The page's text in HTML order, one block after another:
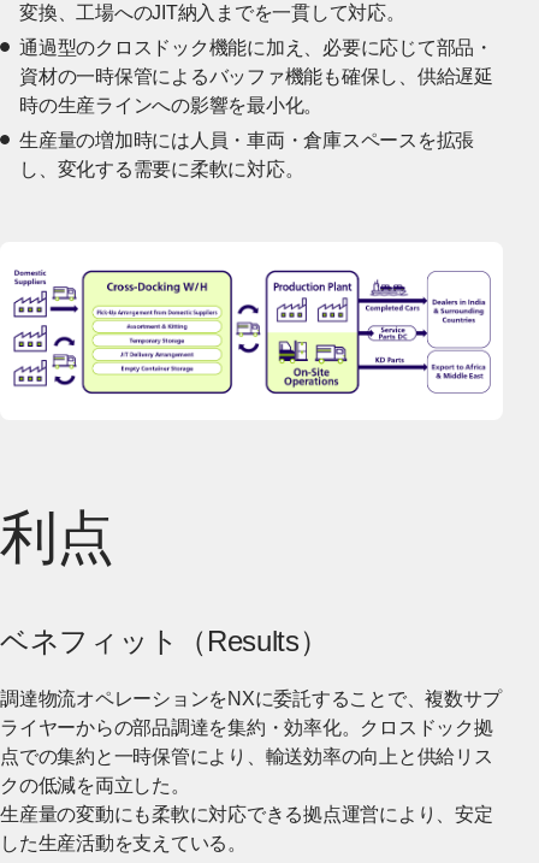
変換、工場へのJIT納入までを一貫して対応。
通過型のクロスドック機能に加え、必要に応じて部品・
資材の一時保管によるバッファ機能も確保し、供給遅延
時の生産ラインへの影響を最小化。
生産量の増加時には人員・車両・倉庫スペースを拡張
し、変化する需要に柔軟に対応。
利点
ベネフィット（Results）
調達物流オペレーションをNXに委託することで、複数サプ
ライヤーからの部品調達を集約・効率化。クロスドック拠
点での集約と一時保管により、輸送効率の向上と供給リス
クの低減を両立した。
生産量の変動にも柔軟に対応できる拠点運営により、安定
した生産活動を支えている。